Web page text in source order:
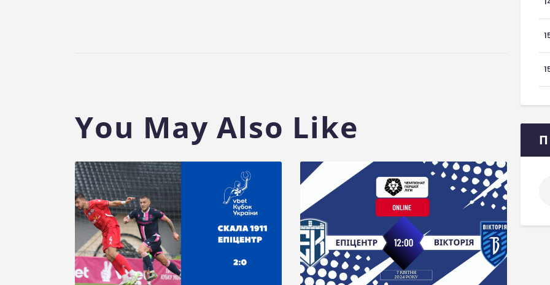
You May Also Like